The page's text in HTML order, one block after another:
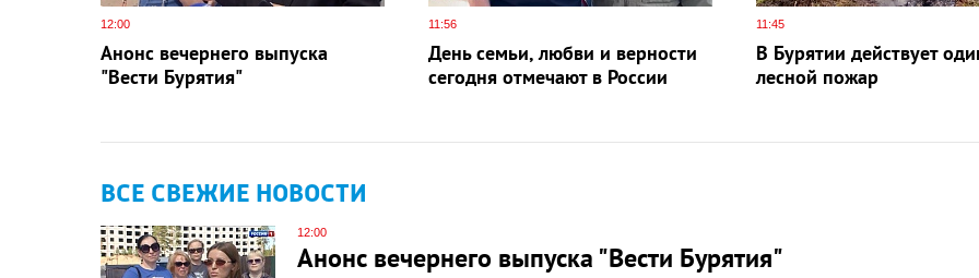
12:00
Анонс вечернего выпуска
"Вести Бурятия"
11:56
День семьи, любви и верности
сегодня отмечают в России
11:45
В Бурятии действует
лесной пожар
ВСЕ СВЕЖИЕ НОВОСТИ
12:00
Анонс вечернего выпуска "Вести Бурятия"